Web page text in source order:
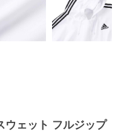
ウェット フルジップ